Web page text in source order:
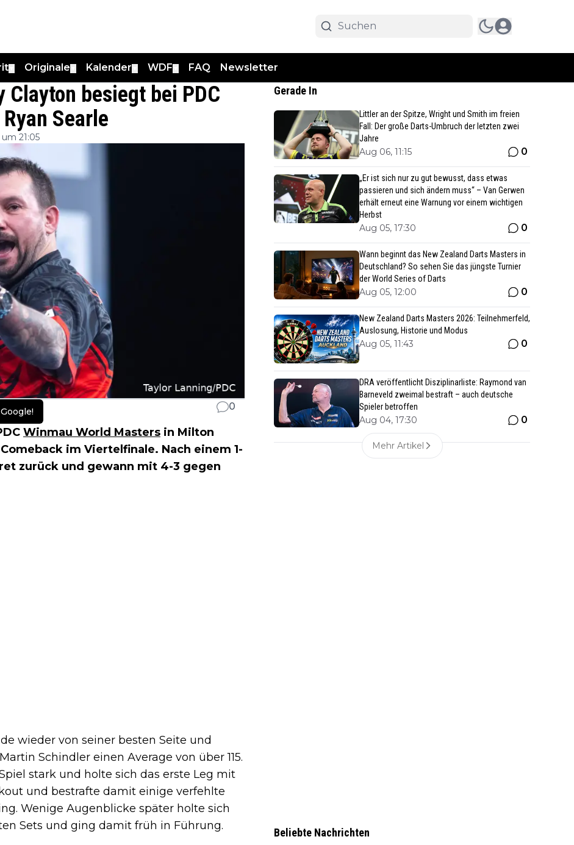
Originale Kalender WDF FAQ Newsletter
besiegt bei PDC
Searle
21:05
0
Winmau World Masters in Milton
im Viertelfinale. Nach einem 1-
zurück und gewann mit 4-3 gegen
wieder von seiner besten Seite und
Schindler einen Average von über 115.
stark und holte sich das erste Leg mit
und bestrafte damit einige verfehlte
Wenige Augenblicke später holte sich
Sets und ging damit früh in Führung.
Gerade In
Littler an der Spitze, Wright und Smith im freien
Fall: Der große Darts-Umbruch der letzten zwei
Jahre
Aug 06, 11:15 0
„Er ist sich nur zu gut bewusst, dass etwas
passieren und sich ändern muss“ – Van Gerwen
erhält erneut eine Warnung vor einem wichtigen
Herbst
Aug 05, 17:30 0
Wann beginnt das New Zealand Darts Masters in
Deutschland? So sehen Sie das jüngste Turnier
der World Series of Darts
Aug 05, 12:00 0
New Zealand Darts Masters 2026: Teilnehmerfeld,
Auslosung, Historie und Modus
Aug 05, 11:43 0
DRA veröffentlicht Disziplinarliste: Raymond van
Barneveld zweimal bestraft – auch deutsche
Spieler betroffen
Aug 04, 17:30 0
Mehr Artikel
Beliebte Nachrichten